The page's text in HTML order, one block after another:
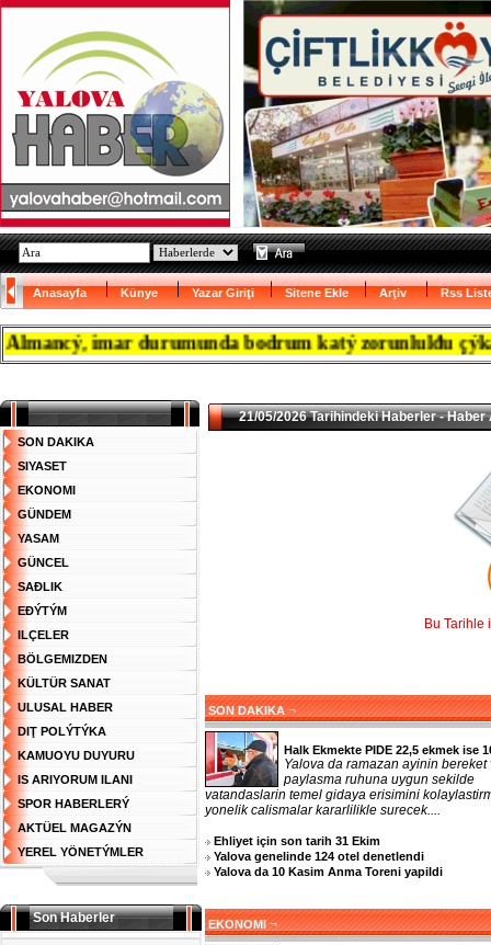
Anasayfa Künye Yazar Giriţi Sitene Ekle Arţiv Rss
imar durumunda bodrum katý zorunlulđu
SON DAKIKA
SIYASET
EKONOMI
GÜNDEM
YASAM
GÜNCEL
SAĐLIK
EĐÝTÝM
ILÇELER
BÖLGEMIZDEN
KÜLTÜR SANAT
ULUSAL HABER
DIŢ POLÝTÝKA
KAMUOYU DUYURU
IS ARIYORUM ILANI
SPOR HABERLERÝ
AKTÜEL MAGAZÝN
YEREL YÖNETÝMLER
Son Haberler
21/05/2026 Tarihindeki Haberler - Haber
Bu Tarihle
SON DAKIKA ¬
Halk Ekmekte PIDE 22,5 ekmek ise
Yalova da ramazan ayinin bereket
paylasma ruhuna uygun sekilde
vatandaslarin temel gidaya erisimini
yonelik calismalar kararlilikle surecek....
Ehliyet için son tarih 31 Ekim
Yalova genelinde 124 otel denetlendi
Yalova da 10 Kasim Anma Toreni yapildi
EKONOMI ¬